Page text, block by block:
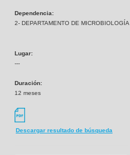
Dependencia:
2- DEPARTAMENTO DE MICROBIOLOGÍA
Lugar:
---
Duración:
12 meses
Descargar resultado de búsqueda